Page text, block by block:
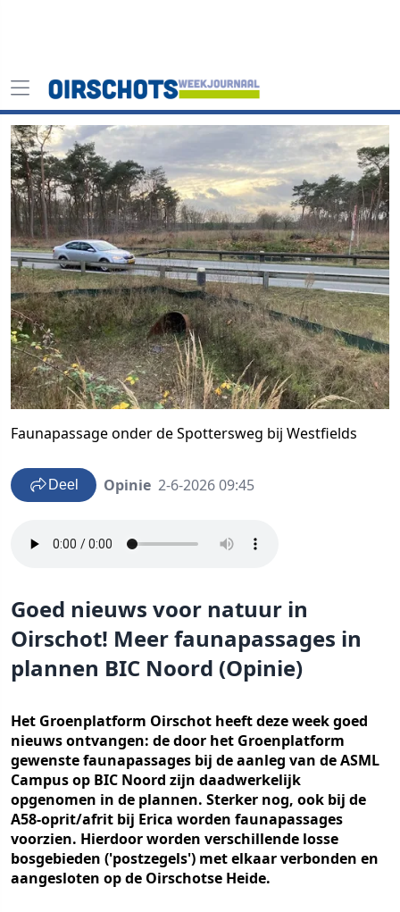
Faunapassage onder de Spottersweg bij Westfields
Deel Opinie 2-6-2026 09:45
Goed nieuws voor natuur in
Oirschot! Meer faunapassages in
plannen BIC Noord (Opinie)
Het Groenplatform Oirschot heeft deze week goed
nieuws ontvangen: de door het Groenplatform
gewenste faunapassages bij de aanleg van de ASML
Campus op BIC Noord zijn daadwerkelijk
opgenomen in de plannen. Sterker nog, ook bij de
A58-oprit/afrit bij Erica worden faunapassages
voorzien. Hierdoor worden verschillende losse
bosgebieden ('postzegels') met elkaar verbonden en
aangesloten op de Oirschotse Heide.